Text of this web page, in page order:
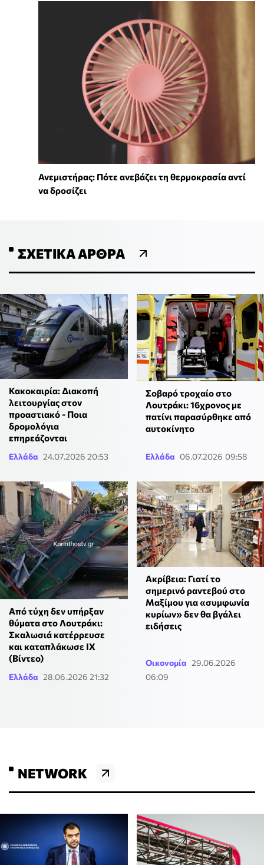
Ανεμιστήρας: Πότε ανεβάζει τη θερμοκρασία αντί
να δροσίζει
ΣΧΕΤΙΚΆ ΆΡΘΡΑ
Κακοκαιρία: Διακοπή
λειτουργίας στον
προαστιακό - Ποια
δρομολόγια
επηρεάζονται
Ελλάδα 24.07.2026 20:53
Σοβαρό τροχαίο στο
Λουτράκι: 16χρονος με
πατίνι παρασύρθηκε από
αυτοκίνητο
Ελλάδα 06.07.2026 09:58
Από τύχη δεν υπήρξαν
θύματα στο Λουτράκι:
Σκαλωσιά κατέρρευσε
και καταπλάκωσε ΙΧ
(Βίντεο)
Ελλάδα 28.06.2026 21:32
Ακρίβεια: Γιατί το
σημερινό ραντεβού στο
Μαξίμου για «συμφωνία
κυρίων» δεν θα βγάλει
ειδήσεις
Οικονομία 29.06.2026
06:09
NETWORK